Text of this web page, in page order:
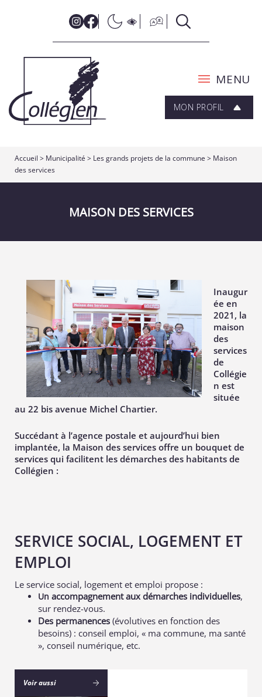
MENU
MON PROFIL
Accueil > Municipalité > Les grands projets de la commune > Maison
des services
MAISON DES SERVICES
Inaugur
ée en
2021, la
maison
des
services
de
Collégie
n est
située
au 22 bis avenue Michel Chartier.
Succédant à l’agence postale et aujourd’hui bien
implantée, la Maison des services offre un bouquet de
services qui facilitent les démarches des habitants de
Collégien :
SERVICE SOCIAL, LOGEMENT ET
EMPLOI
Le service social, logement et emploi propose :
Un accompagnement aux démarches individuelles,
sur rendez-vous.
Des permanences (évolutives en fonction des
besoins) : conseil emploi, « ma commune, ma santé
», conseil numérique, etc.
Voir aussi